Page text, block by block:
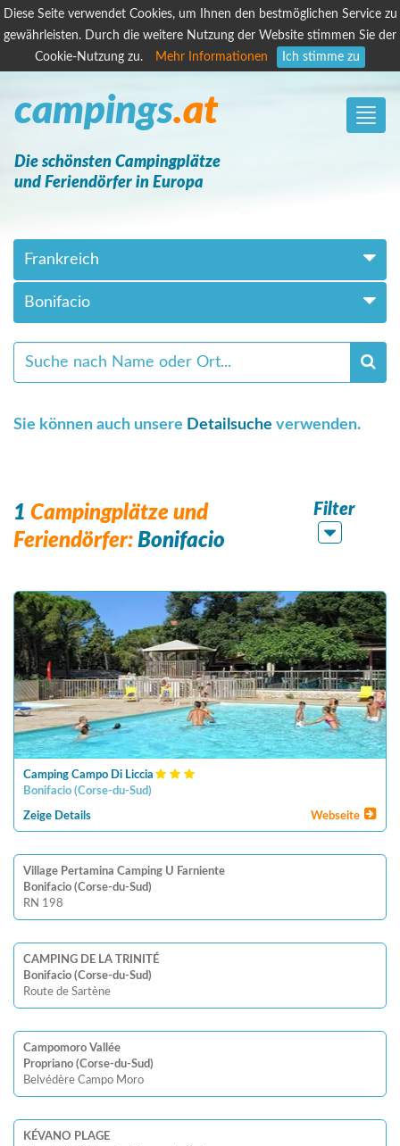
Diese Seite verwendet Cookies, um Ihnen den bestmöglichen Service zu
gewährleisten. Durch die weitere Nutzung der Website stimmen Sie der
Cookie-Nutzung zu.
Mehr Informationen Ich stimme zu
Toggle
campings.at
Die schönsten Campingplätze
und Feriendörfer in Europa
Frankreich
Bonifacio
Sie können auch unsere Detailsuche verwenden.
1 Campingplätze und
Feriendörfer: Bonifacio
Filter
Camping Campo Di Liccia
Bonifacio (Corse-du-Sud)
Zeige Details Webseite
Village Pertamina Camping U Farniente
Bonifacio (Corse-du-Sud)
RN 198
CAMPING DE LA TRINITÉ
Bonifacio (Corse-du-Sud)
Route de Sartène
Campomoro Vallée
Propriano (Corse-du-Sud)
Belvédère Campo Moro
KÉVANO PLAGE